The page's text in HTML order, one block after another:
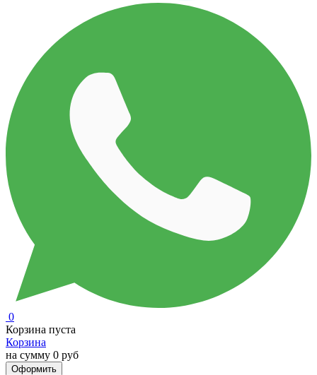
0
Корзина пуста
Корзина
на сумму 0 руб
Оформить